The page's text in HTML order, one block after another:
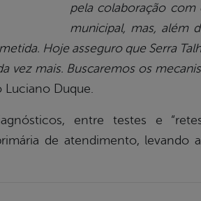
pela colaboração
municipal, mas, além
Hoje asseguro que Serra
vez mais. Buscaremos os
Luciano Duque.
entre testes e
de atendimento, levando